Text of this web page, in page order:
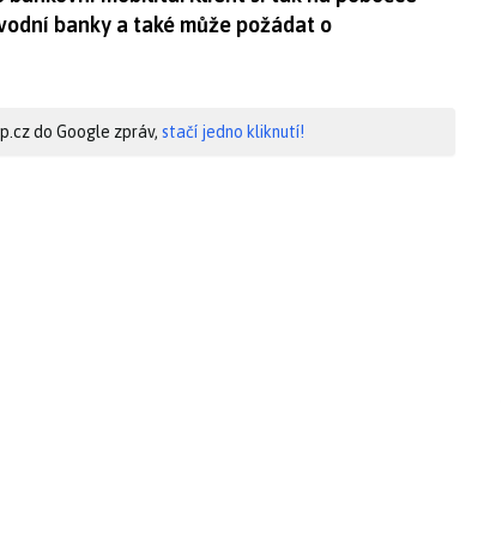
banky a také může požádat o
do Google zpráv, stačí jedno kliknutí!